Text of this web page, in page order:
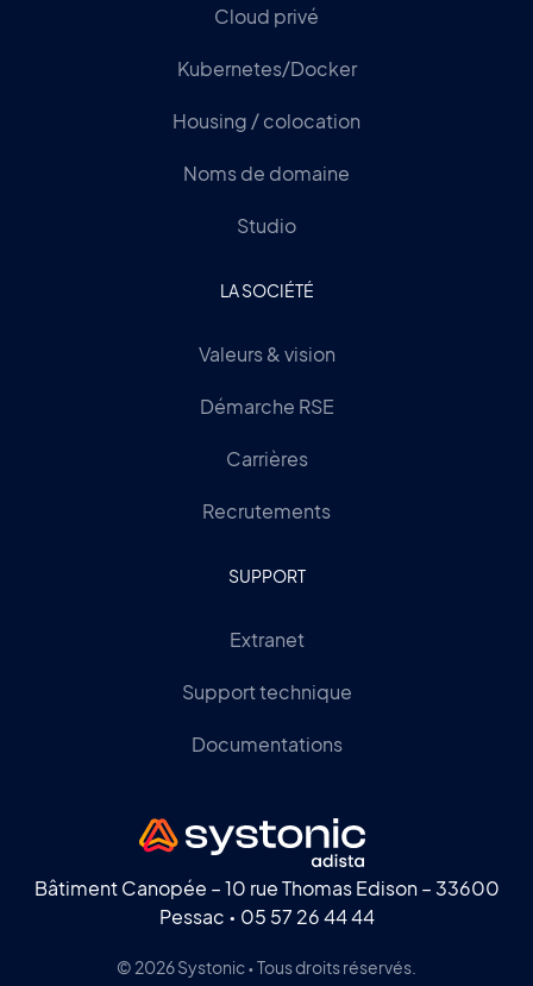
Cloud privé
Kubernetes/Docker
Housing / colocation
Noms de domaine
Studio
LA SOCIÉTÉ
Valeurs & vision
Démarche RSE
Carrières
Recrutements
SUPPORT
Extranet
Support technique
Documentations
Bâtiment Canopée – 10 rue Thomas Edison – 33600
Pessac • 05 57 26 44 44
© 2026 Systonic • Tous droits réservés.